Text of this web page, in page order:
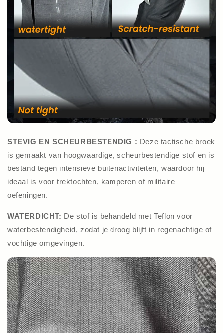
STEVIG EN SCHEURBESTENDIG : Deze tactische broek
is gemaakt van hoogwaardige, scheurbestendige stof en is
bestand tegen intensieve buitenactiviteiten, waardoor hij
ideaal is voor trektochten, kamperen of militaire
oefeningen.
WATERDICHT: De stof is behandeld met Teflon voor
waterbestendigheid, zodat je droog blijft in regenachtige of
vochtige omgevingen.